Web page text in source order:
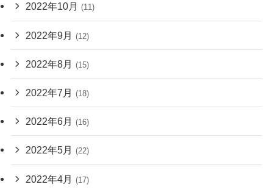
2022年10月 (11)
2022年9月 (12)
2022年8月 (15)
2022年7月 (18)
2022年6月 (16)
2022年5月 (22)
2022年4月 (17)